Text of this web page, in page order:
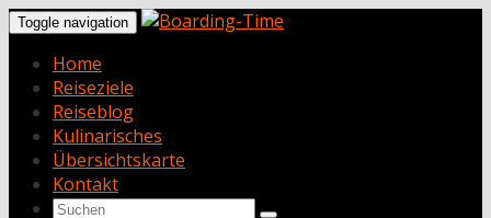
Toggle navigation
Home
Reiseziele
Reiseblog
Kulinarisches
Übersichtskarte
Kontakt